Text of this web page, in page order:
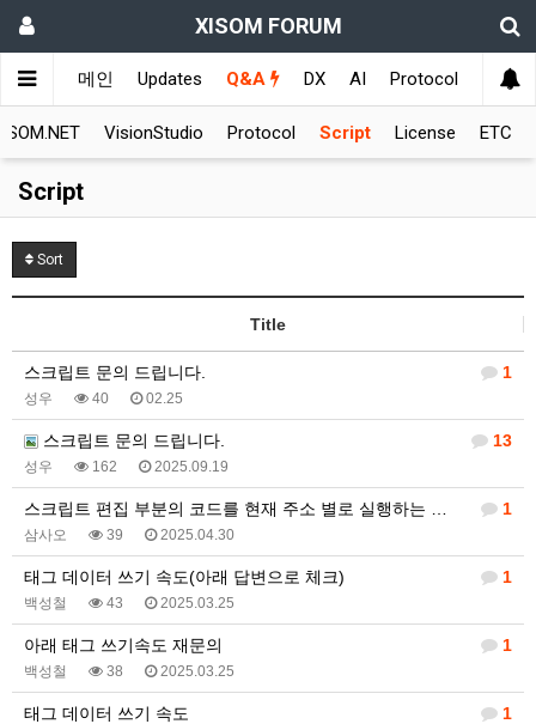
XISOM FORUM
메인 Updates Q&A DX AI Protocol
VisionStudio Protocol Script License ETC
Script
Sort
Title
1
스크립트 문의 드립니다.
성우 40 02.25
13
스크립트 문의 드립니다.
성우 162 2025.09.19
1
스크립트 편집 부분의 코드를 현재 주소 별로 실행하는 …
삼사오 39 2025.04.30
1
태그 데이터 쓰기 속도(아래 답변으로 체크)
백성철 43 2025.03.25
1
아래 태그 쓰기속도 재문의
백성철 38 2025.03.25
1
태그 데이터 쓰기 속도